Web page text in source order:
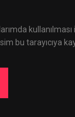
kullanılması
bu tarayıcıya